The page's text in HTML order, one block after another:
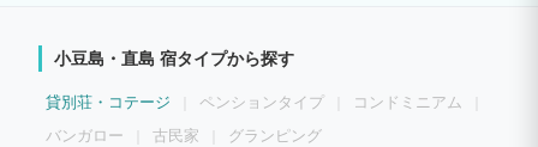
小豆島・直島 宿タイプから探す
貸別荘・コテージ ペンションタイプ
コンドミニアム
バンガロー
古民家 グランピング